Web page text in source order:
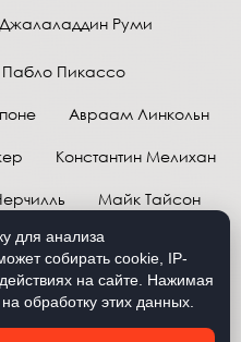
Джалаладдин Руми
Пабло Пикассо
Авраам Линкольн
Константин Мелихан
Майк Тайсон
Грег Плитт
Жан-Поль Сартр
для анализа
собирать cookie, IP-
на сайте. Нажимая
обработку этих данных.